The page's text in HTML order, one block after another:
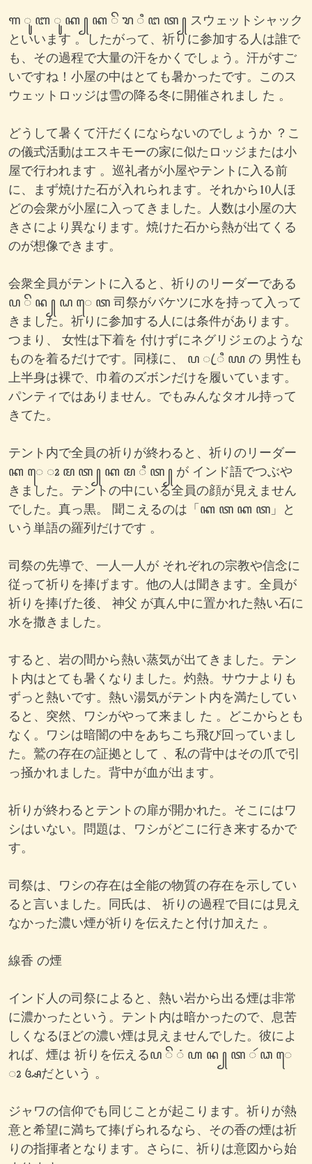
ꦒ ꦸ ꦧ ꦸ ꦏ ꧀ ꦏ ꦼ ꦫ ꦶ ꦔ ꦠ ꧀ スウェットシャック
といいます 。したがって、祈りに参加する人は誰で
も、その過程で大量の汗をかくでしょう。汗がすご
いですね！小屋の中はとても暑かったです。このス
ウェットロッジは雪の降る冬に開催されまし た 。
どうして暑くて汗だくにならないのでしょうか ？こ
の儀式活動はエスキモーの家に似たロッジまたは小
屋で行われます 。巡礼者が小屋やテントに入る前
に、まず焼けた石が入れられます。それから10人ほ
どの会衆が小屋に入ってきました。人数は小屋の大
きさにより異なります。焼けた石から熱が出てくる
のが想像できます。
会衆全員がテントに入ると、祈りのリーダーである
ꦥ ꦼ ꦤ ꧀ ꦝ ꦺ ꦠ 司祭がバケツに水を持って入って
きました。祈りに参加する人には条件があります。
つまり、 女性は下着を 付けずにネグリジェのような
ものを着るだけです。同様に、 ꦥ ꦿ ꦶ ꦪ の 男性も
上半身は裸で、巾着のズボンだけを履いています。
パンティではありません。でもみんなタオル持って
きてた。
テント内で全員の祈りが終わると、祈りのリーダー
ꦏ ꦺ ꦴ ꦩ ꦠ ꧀ ꦏ ꦩ​​ ꦶ ꦠ ꧀ が インド語でつぶや
きました。テントの中にいる全員の顔が見えません
でした。真っ黒。 聞こえるのは「ꦏ ꦠ ꦏ ꦠ」と
いう単語の羅列だけです 。
司祭の先導で、一人一人が それぞれの宗教や信念に
従って祈りを捧げます。他の人は聞きます。全員が
祈りを捧げた後、 神父 が真ん中に置かれた熱い石に
水を撒きました。
すると、岩の間から熱い蒸気が出てきました。テン
ト内はとても暑くなりました。灼熱。サウナよりも
ずっと熱いです。熱い湯気がテント内を満たしてい
ると、突然、ワシがやって来まし た 。どこからとも
なく。ワシは暗闇の中をあちこち飛び回っていまし
た。鷲の存在の証拠として 、私の背中はその爪で引
っ掻かれました。背中が血が出ます。
祈りが終わるとテントの扉が開かれた。そこにはワ
シはいない。問題は、ワシがどこに行き来するかで
す。
司祭は、ワシの存在は全能の物質の存在を示してい
ると言いました。同氏は、 祈りの過程で目には見え
なかった濃い煙が祈りを伝えたと付け加えた 。
線香 の煙
インド人の司祭によると、熱い岩から出る煙は非常
に濃かったという。テント内は暗かったので、息苦
しくなるほどの濃い煙は見えませんでした。彼によ
れば、煙は 祈りを伝えるꦥ ꦼ ꦁ ꦲ ꦤ ꧀ ꦠ ꦂ ꦣ ꦺ
ꦴ ꦄだという 。
ジャワの信仰でも同じことが起こります。祈りが熱
意と希望に満ちて捧げられるなら、その香の煙は祈
りの指揮者となります。さらに、祈りは意図から始